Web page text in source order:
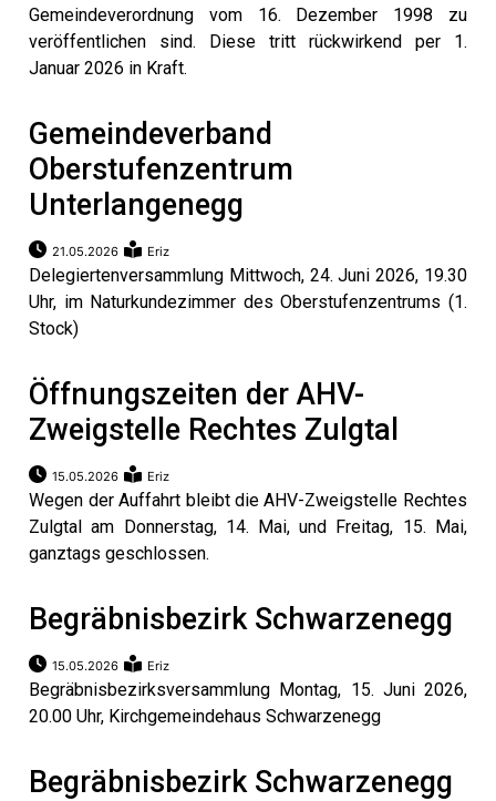
Gemeindeverordnung vom 16. Dezember 1998 zu
veröffentlichen sind. Diese tritt rückwirkend per 1.
Januar 2026 in Kraft.
Gemeindeverband
Oberstufenzentrum
Unterlangenegg
21.05.2026 Eriz
Delegiertenversammlung Mittwoch, 24. Juni 2026, 19.30
Uhr, im Naturkundezimmer des Oberstufenzentrums (1.
Stock)
Öffnungszeiten der AHV-
Zweigstelle Rechtes Zulgtal
15.05.2026 Eriz
Wegen der Auffahrt bleibt die AHV-Zweigstelle Rechtes
Zulgtal am Donnerstag, 14. Mai, und Freitag, 15. Mai,
ganztags geschlossen.
Begräbnisbezirk Schwarzenegg
15.05.2026 Eriz
Begräbnisbezirksversammlung Montag, 15. Juni 2026,
20.00 Uhr, Kirchgemeindehaus Schwarzenegg
Begräbnisbezirk Schwarzenegg